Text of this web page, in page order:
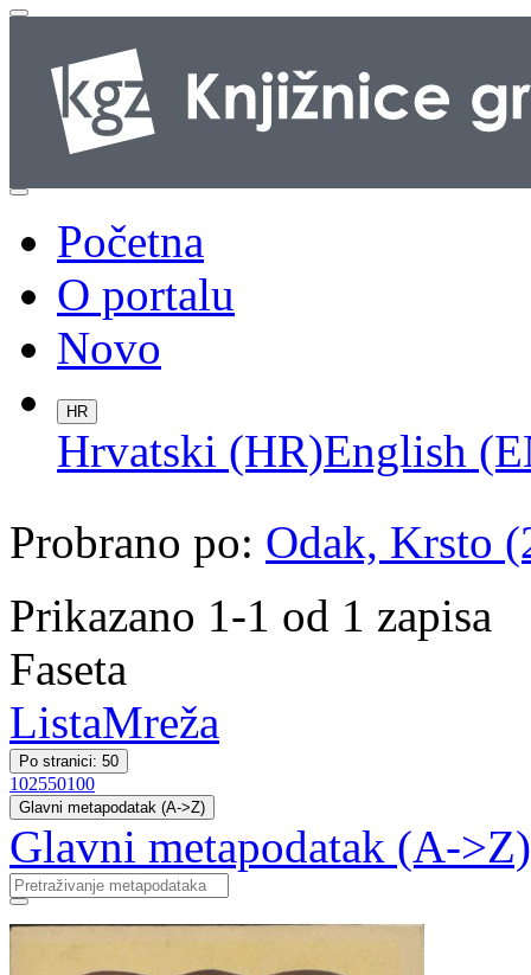
Početna
O portalu
Novo
HR
Hrvatski (HR)English
Probrano po: Odak, Krsto
Prikazano 1-1 od 1 zapisa
Faseta
ListaMreža
Po stranici: 50
102550100
Glavni metapodatak (A->Z)
Glavni metapodatak (A->Z)